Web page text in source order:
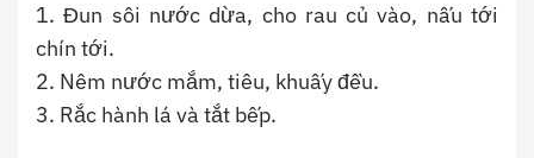
1. Đun sôi nước dừa, cho rau củ vào, nấu tới
chín tới.
2. Nêm nước mắm, tiêu, khuấy đều.
3. Rắc hành lá và tắt bếp.